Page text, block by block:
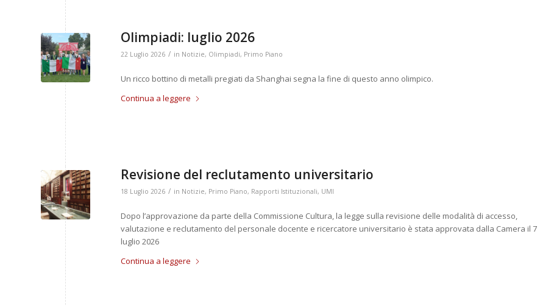
Olimpiadi: luglio 2026
22 Luglio 2026 / in Notizie, Olimpiadi, Primo Piano
Un ricco bottino di metalli pregiati da Shanghai segna la fine di questo anno olimpico.
Continua a leggere
Revisione del reclutamento universitario
18 Luglio 2026 / in Notizie, Primo Piano, Rapporti Istituzionali, UMI
Dopo l’approvazione da parte della Commissione Cultura, la legge sulla revisione delle modalità di accesso,
valutazione e reclutamento del personale docente e ricercatore universitario è stata approvata dalla Camera il 7
luglio 2026
Continua a leggere